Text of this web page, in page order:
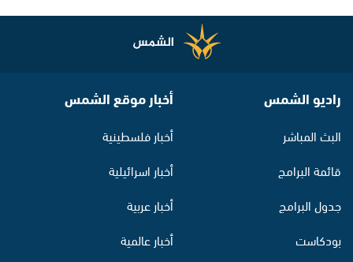
راديو الشمس
البث المباشر
قائمة البرامج
جدول البرامج
بودكاست
أخبار موقع الشمس
أخبار فلسطينية
أخبار اسرائيلية
أخبار عربية
أخبار عالمية